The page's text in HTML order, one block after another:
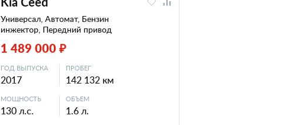
Универсал, Автомат, Бензин
инжектор, Передний привод
1 489 000 ₽
ГОД ВЫПУСКА
2017
ПРОБЕГ
142 132 км
МОЩНОСТЬ
130 л.с.
ОБЪЕМ
1.6 л.